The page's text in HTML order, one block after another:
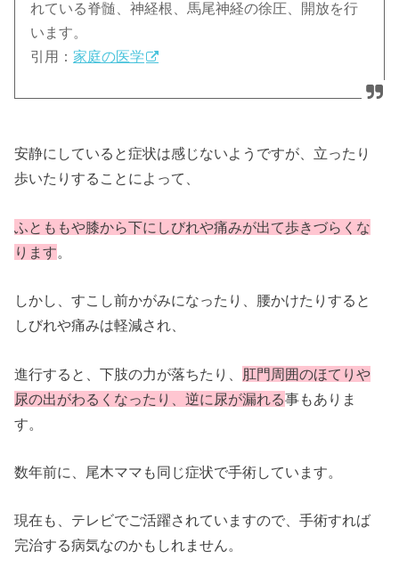
れている脊髄、神経根、馬尾神経の徐圧、開放を行
います。
引用： 家庭の医学
安静にしていると症状は感じないようですが、立ったり
歩いたりすることによって、
ふとももや膝から下にしびれや痛みが出て歩きづらくな
ります。
しかし、すこし前かがみになったり、腰かけたりすると
しびれや痛みは軽減され、
進行すると、下肢の力が落ちたり、 肛門周囲のほてりや
尿の出がわるくなったり、逆に尿が漏れる事もありま
す。
数年前に、尾木ママも同じ症状で手術しています。
現在も、テレビでご活躍されていますので、手術すれば
完治する病気なのかもしれません。